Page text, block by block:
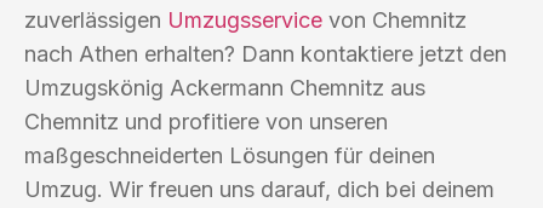
zuverlässigen Umzugsservice von Chemnitz
nach Athen erhalten? Dann kontaktiere jetzt den
Umzugskönig Ackermann Chemnitz aus
Chemnitz und profitiere von unseren
maßgeschneiderten Lösungen für deinen
Umzug. Wir freuen uns darauf, dich bei deinem